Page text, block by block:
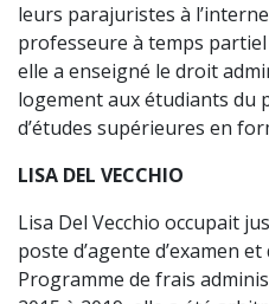
leurs parajuristes à
professeure à temps
elle a enseigné le droit
logement aux étudiants du
d’études supérieures en
LISA DEL VECCHIO
Lisa Del Vecchio occupait
poste d’agente d’examen
Programme de frais